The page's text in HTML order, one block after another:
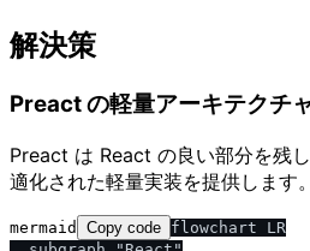
解決策
Preact の軽量アーキテクチ
Preact は React の良い部分を残
適化された軽量実装を提供します。
mermaid Copy code flowchart LR